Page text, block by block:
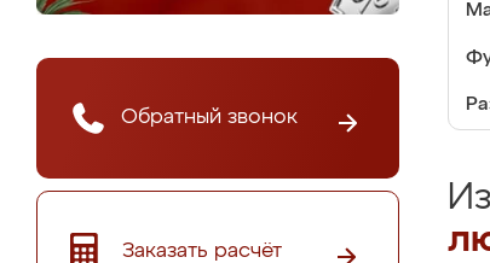
Обратный звонок
Заказать расчёт